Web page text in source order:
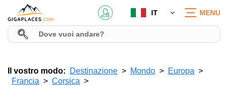
IT MENU
Il vostro modo: Destinazione Mondo
Europa
Francia
Corsica